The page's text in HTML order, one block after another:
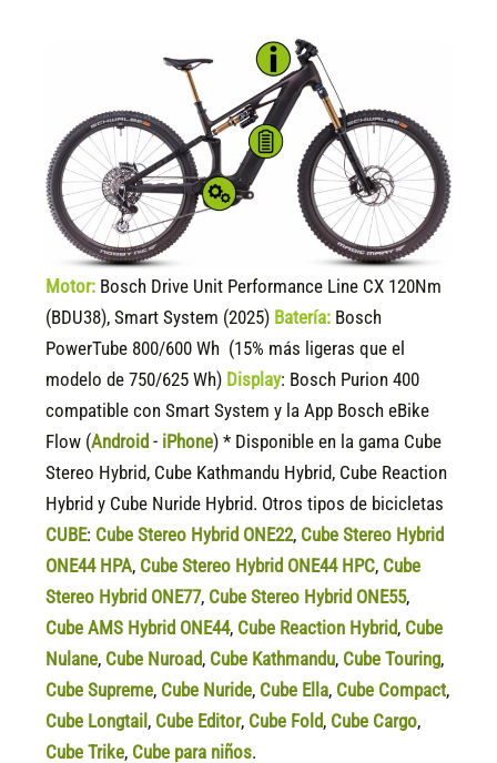
Motor: Bosch Drive Unit Performance Line CX 120Nm
(BDU38), Smart System (2025) Batería: Bosch
PowerTube 800/600 Wh (15% más ligeras que el
modelo de 750/625 Wh) Display: Bosch Purion 400
compatible con Smart System y la App Bosch eBike
Flow (Android - iPhone) * Disponible en la gama Cube
Stereo Hybrid, Cube Kathmandu Hybrid, Cube Reaction
Hybrid y Cube Nuride Hybrid. Otros tipos de bicicletas
CUBE: Cube Stereo Hybrid ONE22, Cube Stereo Hybrid
ONE44 HPA, Cube Stereo Hybrid ONE44 HPC, Cube
Stereo Hybrid ONE77, Cube Stereo Hybrid ONE55,
Cube AMS Hybrid ONE44, Cube Reaction Hybrid, Cube
Nulane, Cube Nuroad, Cube Kathmandu, Cube Touring,
Cube Supreme, Cube Nuride, Cube Ella, Cube Compact,
Cube Longtail , Cube Editor, Cube Fold, Cube Cargo,
Cube Trike, Cube para niños.